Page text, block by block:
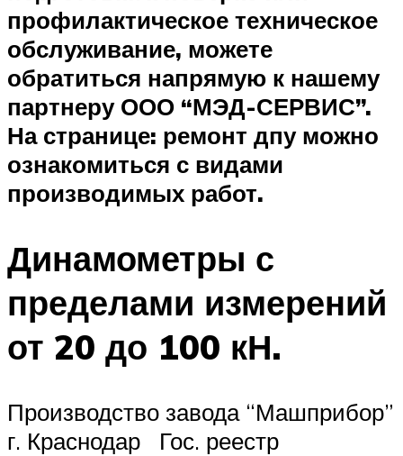
профилактическое техническое
обслуживание, можете
обратиться напрямую к нашему
партнеру ООО “МЭД-СЕРВИС”.
На странице: ремонт дпу можно
ознакомиться с видами
производимых работ.
Динамометры с
пределами измерений
от 20 до 100 кН.
Производство завода “Машприбор”
г. Краснодар Гос. реестр